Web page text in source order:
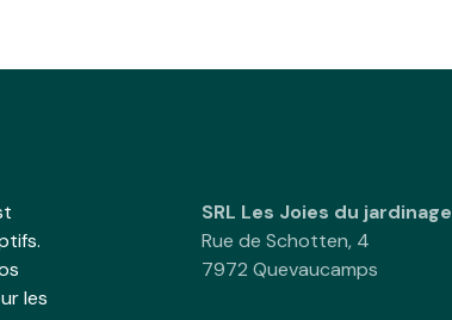
les
SRL Les Joies du jardinage
Rue de Schotten, 4
7972 Quevaucamps